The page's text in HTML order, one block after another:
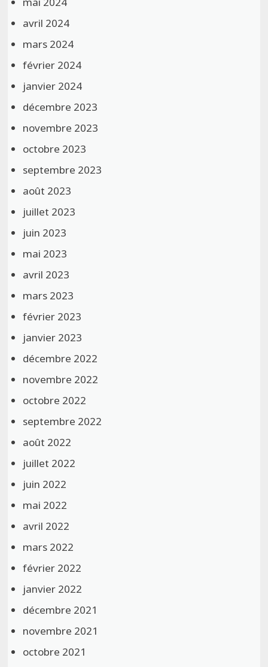
avril 2024
mars 2024
février 2024
janvier 2024
décembre 2023
novembre 2023
octobre 2023
septembre 2023
août 2023
juillet 2023
juin 2023
mai 2023
avril 2023
mars 2023
février 2023
janvier 2023
décembre 2022
novembre 2022
octobre 2022
septembre 2022
août 2022
juillet 2022
juin 2022
mai 2022
avril 2022
mars 2022
février 2022
janvier 2022
décembre 2021
novembre 2021
octobre 2021